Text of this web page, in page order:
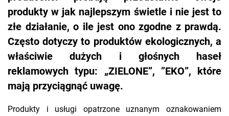
produkty w jak najlepszym świetle i nie jest to
złe działanie, o ile jest ono zgodne z prawdą.
Często dotyczy to produktów ekologicznych, a
właściwie dużych i głośnych haseł
reklamowych typu: „ZIELONE”, ”EKO”, które
mają przyciągnąć uwagę.
Produkty i usługi opatrzone uznanym oznakowaniem